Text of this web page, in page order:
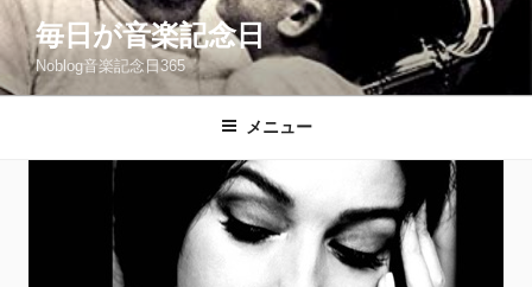
コ
テ
ン
毎日が音楽記念日
Noblog音楽記念日365
メニュー